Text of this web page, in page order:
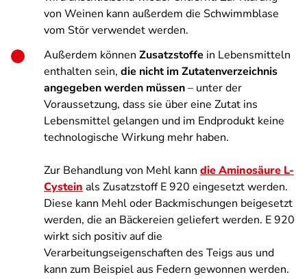
von Weinen kann außerdem die Schwimmblase
vom Stör verwendet werden.
Außerdem können Zusatzstoffe in Lebensmitteln
enthalten sein, die nicht im Zutatenverzeichnis
angegeben werden müssen– unter der
Voraussetzung, dass sie über eine Zutat ins
Lebensmittel gelangen und im Endprodukt keine
technologische Wirkung mehr haben.
Zur Behandlung von Mehl kann die Aminosäure L-
Cystein als Zusatzstoff E 920 eingesetzt werden.
Diese kann Mehl oder Backmischungen beigesetzt
werden, die an Bäckereien geliefert werden. E 920
wirkt sich positiv auf die
Verarbeitungseigenschaften des Teigs aus und
kann zum Beispiel aus Federn gewonnen werden.